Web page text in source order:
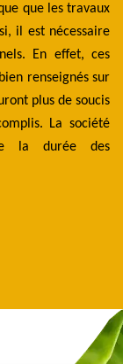
que les travaux
il est nécessaire
En effet, ces
renseignés sur
plus de soucis
La société
la durée des